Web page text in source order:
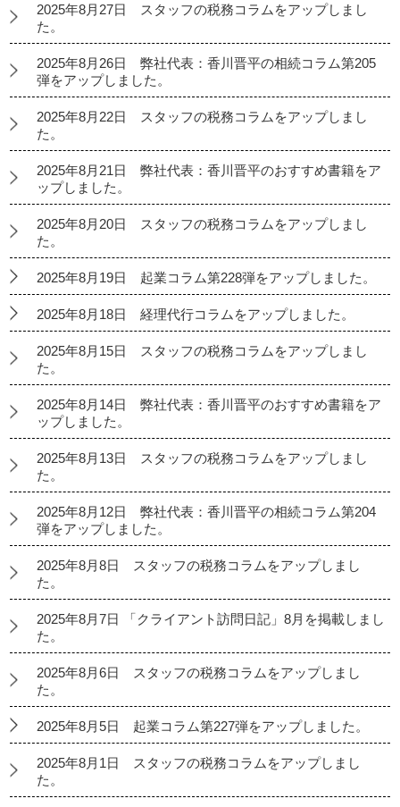
2025年8月27日 スタッフの税務コラムをアップしまし
た。
2025年8月26日 弊社代表：香川晋平の相続コラム第205
弾をアップしました。
2025年8月22日 スタッフの税務コラムをアップしまし
た。
2025年8月21日 弊社代表：香川晋平のおすすめ書籍をア
ップしました。
2025年8月20日 スタッフの税務コラムをアップしまし
た。
2025年8月19日 起業コラム第228弾をアップしました。
2025年8月18日 経理代行コラムをアップしました。
2025年8月15日 スタッフの税務コラムをアップしまし
た。
2025年8月14日 弊社代表：香川晋平のおすすめ書籍をア
ップしました。
2025年8月13日 スタッフの税務コラムをアップしまし
た。
2025年8月12日 弊社代表：香川晋平の相続コラム第204
弾をアップしました。
2025年8月8日 スタッフの税務コラムをアップしまし
た。
2025年8月7日 「クライアント訪問日記」8月を掲載しまし
た。
2025年8月6日 スタッフの税務コラムをアップしまし
た。
2025年8月5日 起業コラム第227弾をアップしました。
2025年8月1日 スタッフの税務コラムをアップしまし
た。